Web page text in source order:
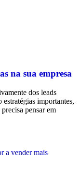
na sua empresa
dos leads
estratégias importantes,
pensar em